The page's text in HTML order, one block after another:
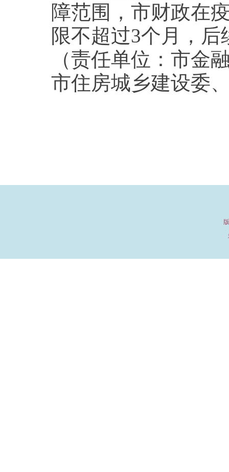
障范围，市财政在
限不超过3个月，
（责任单位：市金
市住房城乡建设委